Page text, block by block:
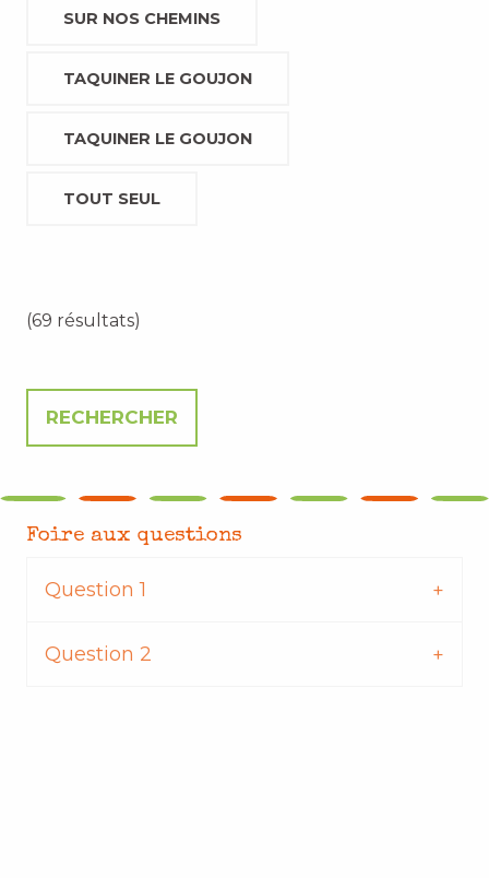
SUR NOS CHEMINS
TAQUINER LE GOUJON
TAQUINER LE GOUJON
TOUT SEUL
(69 résultats)
Foire aux questions
Question 1
Question 2